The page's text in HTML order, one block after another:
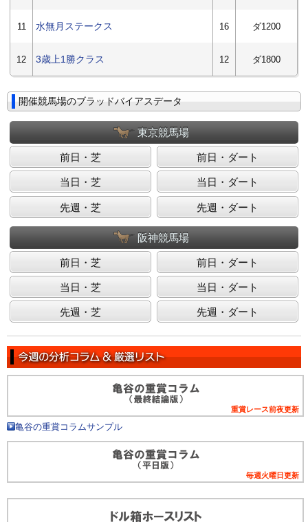
11 水無月ステークス 16 ダ1200
12 3歳上1勝クラス 12 ダ1800
開催競馬場のブラッドバイアスデータ
東京競馬場
前日・芝 前日・ダート
当日・芝 当日・ダート
先週・芝 先週・ダート
阪神競馬場
前日・芝 前日・ダート
当日・芝 当日・ダート
先週・芝 先週・ダート
重賞レース前夜更新
亀谷の重賞コラムサンプル
毎週火曜日更新